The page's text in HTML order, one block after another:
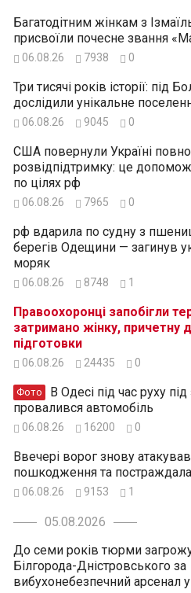
Багатодітним жінкам з
присвоїли почесне звання
06.08.26 7938 0
Три тисячі років історії: під
дослідили унікальне
06.08.26 9045 0
США повернули Україні
розвідпідтримку: це
по цілях рф
06.08.26 7965 0
рф вдарила по судну з
берегів Одещини — загинув
моряк
06.08.26 8748 1
Правоохоронці запобігли
затримано жінку, причетну
підготовки
06.08.26 24435 0
Фото
провалився автомобіль
06.08.26 16200 0
Ввечері ворог знову
пошкодження та постраждала
06.08.26 9153 1
05.08.2026
До семи років тюрми
Білгорода-Дністровського за
вибухонебезпечний арсенал